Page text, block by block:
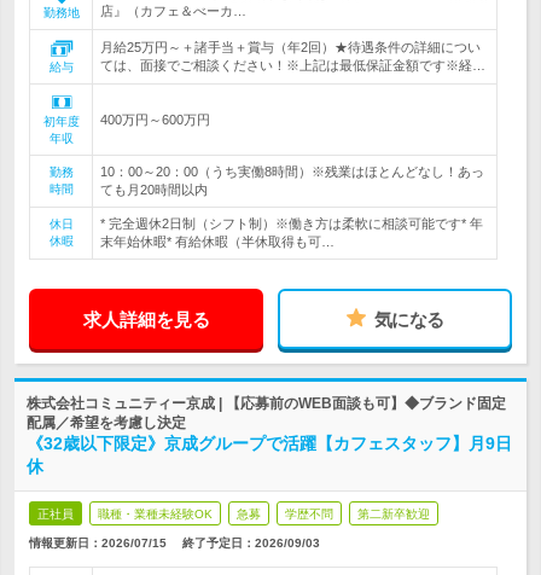
勤務地
店』（カフェ＆べーカ…
給与
月給25万円～＋諸手当＋賞与（年2回）★待遇条件の詳細につい
ては、面接でご相談ください！※上記は最低保証金額です※経…
初年度
年収
400万円～600万円
勤務
時間
10：00～20：00（うち実働8時間）※残業はほとんどなし！あっ
ても月20時間以内
休日
休暇
* 完全週休2日制（シフト制）※働き方は柔軟に相談可能です* 年
末年始休暇* 有給休暇（半休取得も可…
求人詳細を見る 気になる
株式会社コミュニティー京成 | 【応募前のWEB面談も可】◆ブランド固定
配属／希望を考慮し決定
《32歳以下限定》京成グループで活躍【カフェスタッフ】月9日
休
正社員 職種・業種未経験OK 急募 学歴不問 第二新卒歓迎
情報更新日：2026/07/15 終了予定日： 2026/09/03